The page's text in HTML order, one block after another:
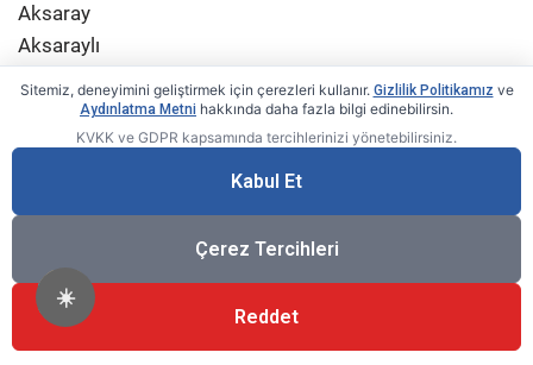
☀️
Aksaray
Aksaraylı
Aksata
Aksatabilme
Aksatılmak
Aksatış
Aksatma
Sitemiz, deneyimini geliştirmek için çerezleri kullanır. Gizlilik Politikamız ve
Aydınlatma Metni hakkında daha fazla bilgi edinebilirsin.
KVKK ve GDPR kapsamında tercihlerinizi yönetebilirsiniz.
Kabul Et
Çerez Tercihleri
Reddet